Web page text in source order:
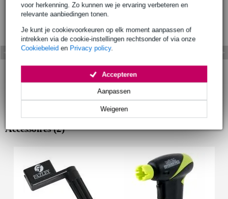
voor herkenning. Zo kunnen we je ervaring verbeteren en
relevante aanbiedingen tonen.
Je kunt je cookievoorkeuren op elk moment aanpassen of
intrekken via de cookie-instellingen rechtsonder of via onze
Cookiebeleid en Privacy policy.
Weigeren
Aanpassen
Accepteren
Accessoires (2)